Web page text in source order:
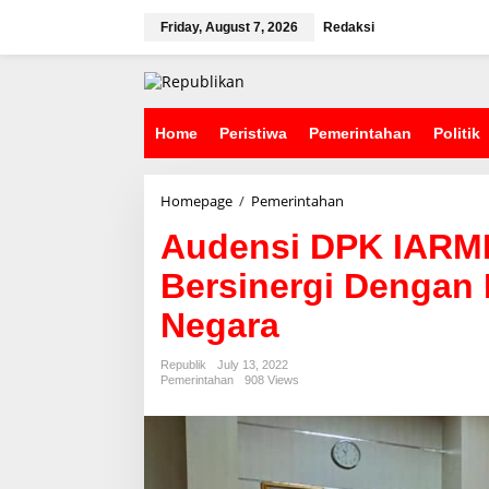
Friday, August 7, 2026 Redaksi
Home Peristiwa Pemerintahan Politik
Homepage / Pemerintahan
d
n
s
A
R
M
I
Audensi DPK
Bersinergi Dengan
Negara
Republik
July 13, 2022
Pemerintahan
908 Views